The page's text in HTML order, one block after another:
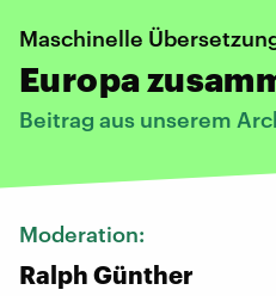
Maschinelle
Europa
Beitrag aus unserem
Moderation:
Ralph Günther